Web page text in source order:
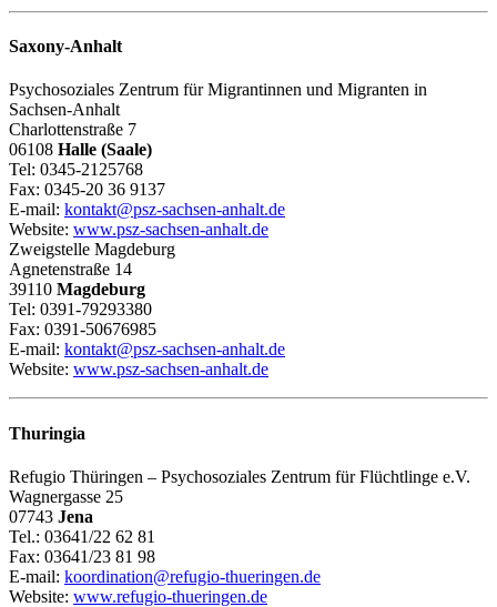
Saxony-Anhalt
Psychosoziales Zentrum für Migrantinnen und Migranten in
Sachsen-Anhalt
Charlottenstraße 7
06108 Halle (Saale)
Tel: 0345-2125768
Fax: 0345-20 36 9137
E-mail: kontakt@psz-sachsen-anhalt.de
Website: www.psz-sachsen-anhalt.de
Zweigstelle Magdeburg
Agnetenstraße 14
39110 Magdeburg
Tel: 0391-79293380
Fax: 0391-50676985
E-mail: kontakt@psz-sachsen-anhalt.de
Website: www.psz-sachsen-anhalt.de
Thuringia
Refugio Thüringen – Psychosoziales Zentrum für Flüchtlinge e.V.
Wagnergasse 25
07743 Jena
Tel.: 03641/22 62 81
Fax: 03641/23 81 98
E-mail: koordination@refugio-thueringen.de
Website: www.refugio-thueringen.de